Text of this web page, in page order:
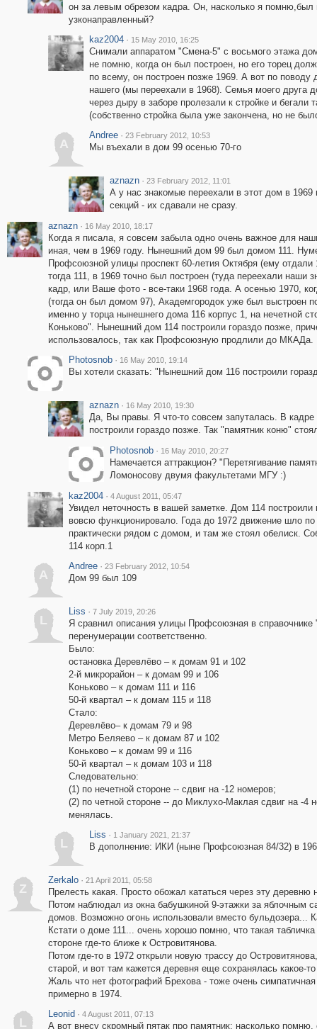
он за левым обрезом кадра. Он, насколько я помню,был
узконаправленный?
kaz2004 · 15 May 2010, 16:25
Снимали аппаратом "Смена-5" с восьмого этажа
не помню, когда он был построен, но его торец
по всему, он построен позже 1969. А вот по
нашего (мы переехали в 1968). Семья моего друга
через дыру в заборе пролезали к стройке и
(собственно стройка была уже закончена, но не
A
Andree · 23 February 2012, 10:53
Мы въехали в дом 99 осенью 70-го
aznazn · 23 February 2012, 11:01
А у нас знакомые переехали в этот дом в
секций - их сдавали не сразу.
aznazn · 16 May 2010, 18:17
Когда я писала, я совсем забыла одно очень важное для
иная, чем в 1969 году. Нынешний дом 99 был домом 111.
Профсоюзной улицы проспект 60-летия Октября (ему
тогда 111, в 1969 точно был построен (туда переехали
кадр, или Ваше фото - все-таки 1968 года. А осенью 1970,
(тогда он был домом 97), Академгородок уже был выстроен
именно у торца нынешнего дома 116 корпус 1, на нечетной
Коньково". Нынешний дом 114 построили гораздо позже,
использовалось, так как Профсоюзную продлили до МКАДа.
Photosnob · 16 May 2010, 19:14
Вы хотели сказать: "Нынешний дом 116 построили
aznazn · 16 May 2010, 19:30
Да, Вы правы. Я что-то совсем запуталась. В
построили гораздо позже. Так "памятник коню"
Photosnob · 16 May 2010, 20:27
Намечается аттракцион? "Перетягивание
Ломоносову двумя факультетами МГУ :)
kaz2004 · 4 August 2011, 05:47
Увидел неточность в вашей заметке. Дом 114
вовсю функционировало. Года до 1972 движение шло
практически рядом с домом, и там же стоял обелиск.
114 корп.1
A
Andree · 23 February 2012, 10:54
Дом 99 был 109
L
Liss · 7 July 2019, 20:26
Я сравнил описания улицы Профсоюзная в
перенумерации соответственно.
Было:
остановка Деревлёво – к домам 91 и 102
2-й микрорайон – к домам 99 и 106
Коньково – к домам 111 и 116
50-й квартал – к домам 115 и 118
Стало:
Деревлёво– к домам 79 и 98
Метро Беляево – к домам 87 и 102
Коньково – к домам 99 и 116
50-й квартал – к домам 103 и 118
Следовательно:
(1) по нечетной стороне -- сдвиг на -12 номеров;
(2) по четной стороне -- до Миклухо-Маклая сдвиг на -
менялась.
L
Liss · 1 January 2021, 21:37
В дополнение: ИКИ (ныне Профсоюзная 84/32) в
Z
Zerkalo · 21 April 2011, 05:58
Прелесть какая. Просто обожал кататься через эту деревню
Потом наблюдал из окна бабушкиной 9-этажки за яблочным
домов. Возможно огонь использовали вместо бульдозера...
Кстати о доме 111... очень хорошо помню, что такая
стороне где-то ближе к Островитянова.
Потом где-то в 1972 открыли новую трассу до
старой, и вот там кажется деревня еще сохранялась какое-
Жаль что нет фотографий Брехова - тоже очень
примерно в 1974.
L
Leonid · 4 August 2011, 07:13
А вот внесу скромный пятак про памятник: насколько